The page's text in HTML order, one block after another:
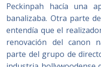
Peckinpah hacía una
banalizaba. Otra parte
entendía que el
renovación del canon
parte del grupo de